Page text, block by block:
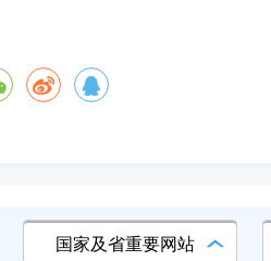
国家及省重要网站